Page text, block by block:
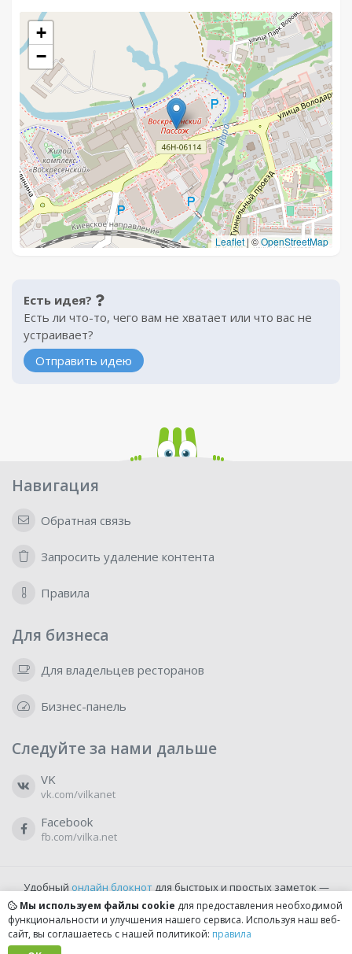
+
−
Leaflet | ©OpenStreetMap
Есть идея?
Есть ли что-то, чего вам не хватает или что вас не
устраивает?
Отправить идею
Навигация
Обратная связь
Запросить удаление контента
Правила
Для бизнеса
Для владельцев ресторанов
Бизнес-панель
Следуйте за нами дальше
VK
vk.com/vilkanet
Facebook
fb.com/vilka.net
Удобный онлайн блокнотдля быстрых и простых заметок —
бесплатно и доступно прямо из браузера.
Мы используем файлы cookie для предоставления необходимой
функциональности и улучшения нашего сервиса. Используя наш веб-
сайт, вы соглашаетесь с нашей политикой: правила